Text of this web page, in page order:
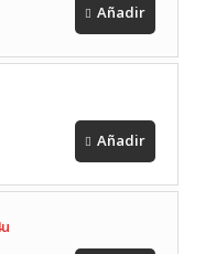
Añadir
Añadir